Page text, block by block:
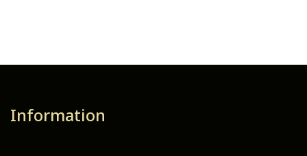
Information